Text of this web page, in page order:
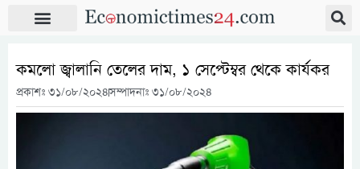
কমলো জ্বালানি তেলের দাম, ১ সেপ্টেম্বর থেকে কার্যকর
প্রকাশঃ ৩১/০৮/২০২৪সম্পাদনাঃ ৩১/০৮/২০২৪